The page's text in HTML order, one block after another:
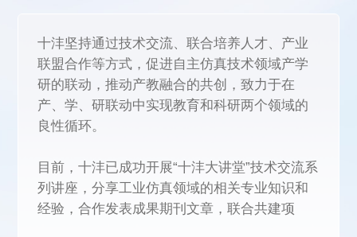
十沣坚持通过技术交流、联合培养人才、产业
联盟合作等方式，促进自主仿真技术领域产学
研的联动，推动产教融合的共创，致力于在
产、学、研联动中实现教育和科研两个领域的
良性循环。
目前，十沣已成功开展“十沣大讲堂”技术交流系
列讲座，分享工业仿真领域的相关专业知识和
经验，合作发表成果期刊文章，联合共建项